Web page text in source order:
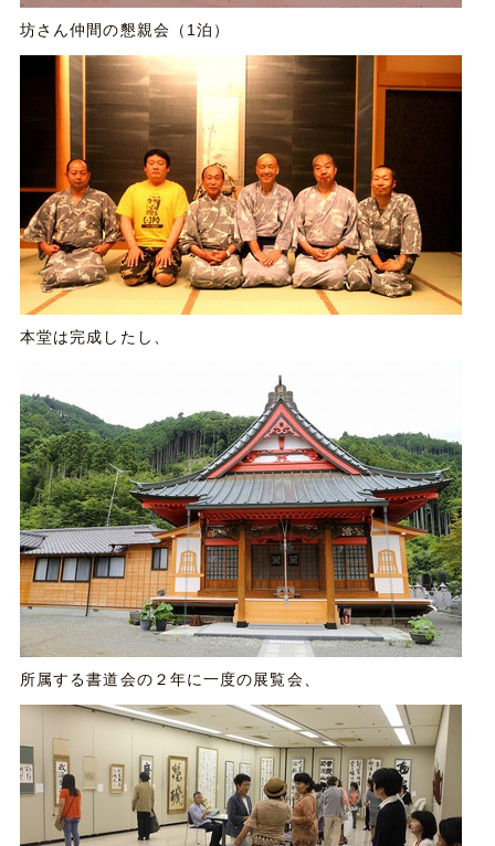
坊さん仲間の懇親会（1泊）
本堂は完成したし、
所属する書道会の２年に一度の展覧会、